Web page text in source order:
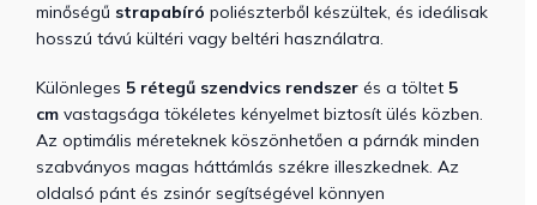
minőségű strapabíró poliészterből készültek, és ideálisak
hosszú távú kültéri vagy beltéri használatra.
Különleges 5 rétegű szendvics rendszer és a töltet 5
cm vastagsága tökéletes kényelmet biztosít ülés közben.
Az optimális méreteknek köszönhetően a párnák minden
szabványos magas háttámlás székre illeszkednek. Az
oldalsó pánt és zsinór segítségével könnyen